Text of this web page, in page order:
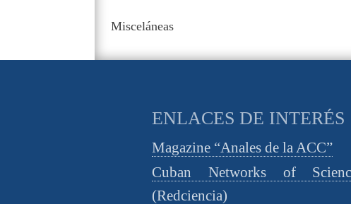
Misceláneas
ENLACES DE INTERÉS
Magazine “Anales de la ACC”
Cuban Networks of
(Redciencia)